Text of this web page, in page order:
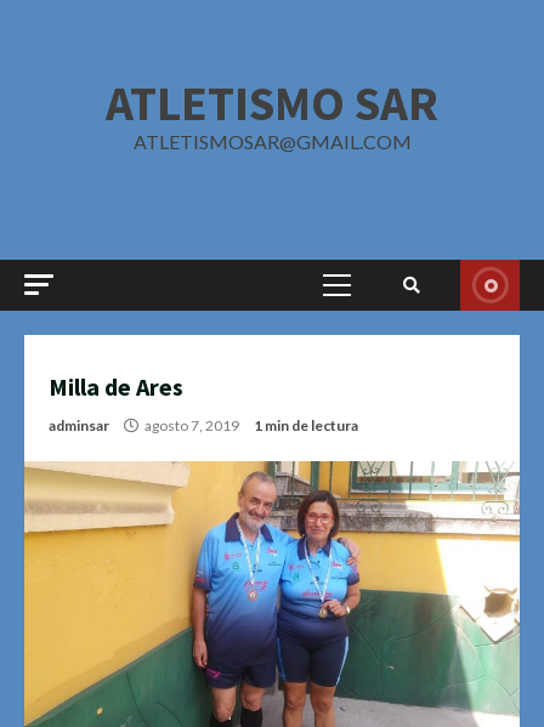
ATLETISMO SAR
ATLETISMOSAR@GMAIL.COM
Menú
Milla de Ares
adminsar agosto 7, 2019 1 min de lectura